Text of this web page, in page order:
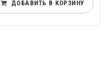
ДОБАВИТЬ В КОРЗИНУ